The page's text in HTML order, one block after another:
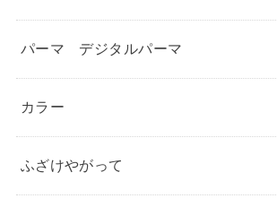
パーマ デジタルパーマ
カラー
ふざけやがって